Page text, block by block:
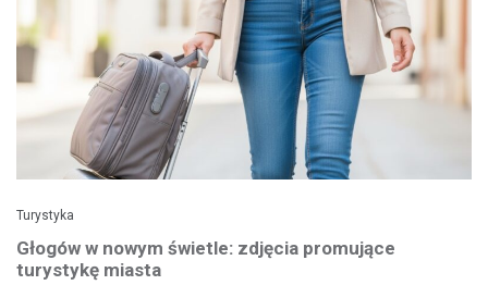
Turystyka
Głogów w nowym świetle: zdjęcia promujące
turystykę miasta